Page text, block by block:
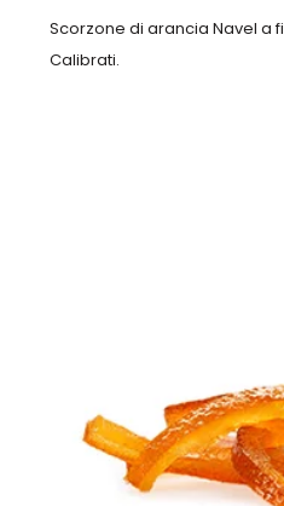
Scorzone di arancia Navel a
Calibrati.